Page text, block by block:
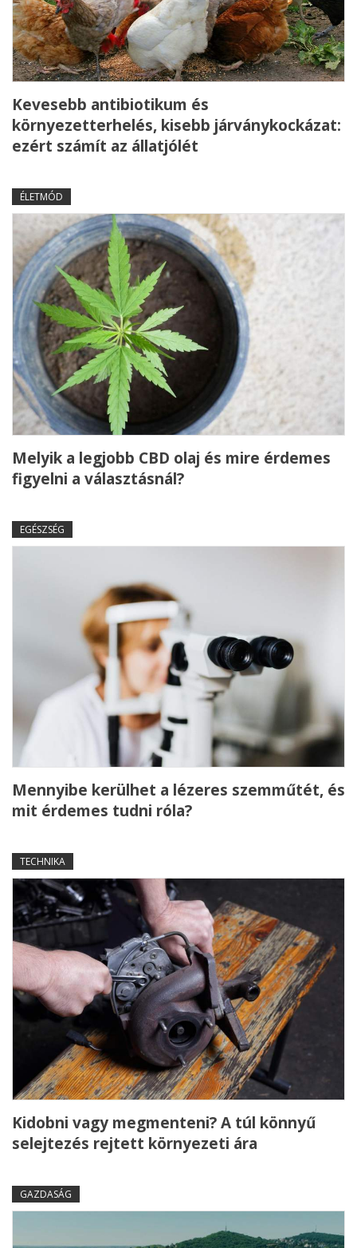
Kevesebb antibiotikum és
környezetterhelés, kisebb járványkockázat:
ezért számít az állatjólét
ÉLETMÓD
Melyik a legjobb CBD olaj és mire érdemes
figyelni a választásnál?
EGÉSZSÉG
Mennyibe kerülhet a lézeres szemműtét, és
mit érdemes tudni róla?
TECHNIKA
Kidobni vagy megmenteni? A túl könnyű
selejtezés rejtett környezeti ára
GAZDASÁG